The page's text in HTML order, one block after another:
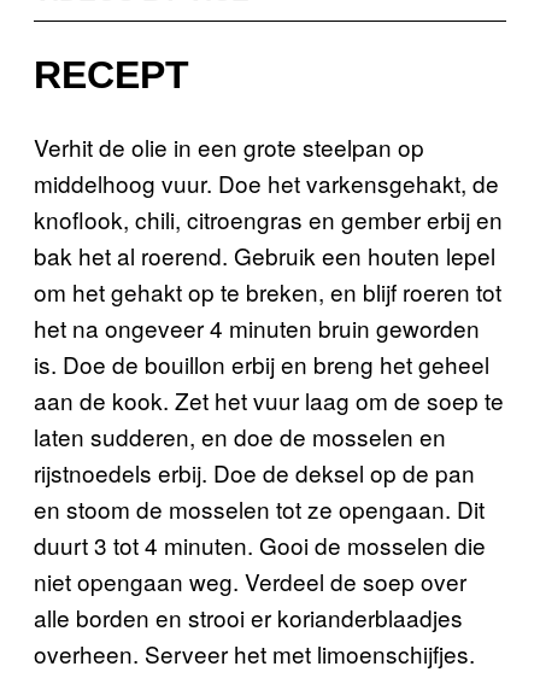
RECEPT
Verhit de olie in een grote steelpan op
middelhoog vuur. Doe het varkensgehakt, de
knoflook, chili, citroengras en gember erbij en
bak het al roerend. Gebruik een houten lepel
om het gehakt op te breken, en blijf roeren tot
het na ongeveer 4 minuten bruin geworden
is. Doe de bouillon erbij en breng het geheel
aan de kook. Zet het vuur laag om de soep te
laten sudderen, en doe de mosselen en
rijstnoedels erbij. Doe de deksel op de pan
en stoom de mosselen tot ze opengaan. Dit
duurt 3 tot 4 minuten. Gooi de mosselen die
niet opengaan weg. Verdeel de soep over
alle borden en strooi er korianderblaadjes
overheen. Serveer het met limoenschijfjes.